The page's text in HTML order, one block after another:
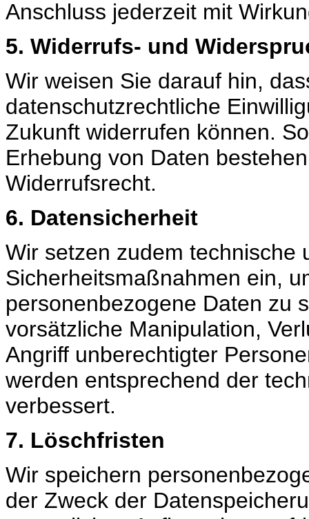
Anschluss jederzeit mit
5. Widerrufs- und
Wir weisen Sie darauf hin,
datenschutzrechtliche
Zukunft widerrufen können.
Erhebung von Daten
Widerrufsrecht.
6. Datensicherheit
Wir setzen zudem technische
Sicherheitsmaßnahmen ein,
personenbezogene Daten zu
vorsätzliche Manipulation,
Angriff unberechtigter
werden entsprechend der
verbessert.
7. Löschfristen
Wir speichern
der Zweck der